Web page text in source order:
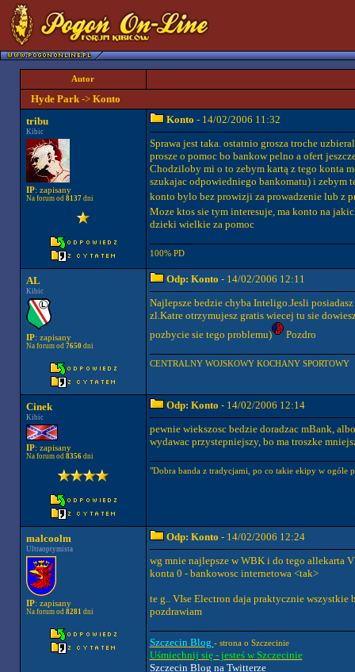
Autor
Hyde Park-> Konto
tribu
Kibic
IP: zapisany
Na forum od 8137dni
Konto - 14/02/2006 11:32
Sprawa jest taka. ostatnio grosza troche
prosze o pomoc bo bankow pelno a ofert
Chodziloby mi o to zebym kartą z tego konta
szukajac odpowiedniego bankomatu) i zebym
konto bylo bez prowizji za prowadzenie lub z
Moze ktos sie tym interesuje, ma konto na
dzieki wielkie za pomoc
100% PD
AL
Kibic
IP: zapisany
Na forum od 7650dni
Odp: Konto - 14/02/2006 12:11
Najlepsze bedzie chyba Inteligo.Jesli
zl.Katre otrzymujesz gratis wiecej tu sie
pozbycie sie tego problemu)
Pozdro
CENTRALNY WOJSKOWY KOCHANY SPORTOWY
Cinek
Kibic
IP: zapisany
Na forum od 8356dni
Odp: Konto - 14/02/2006 12:14
pewnie wiekszosc bedzie doradzac mBank,
wydawac przystepniejszy, bo ma troszke
"Dobra banda z tradycjami, po co takie ekipy w ogóle
malcoolm
Ultraoptymista
IP: zapisany
Na forum od 8281 dni
Odp: Konto - 14/02/2006 12:24
wg mnie najlepsze w WBK i do tego allekarta
konta 0 - bankowosc internetowa <tak>
te g.. VIse Electron daja praktycznie wszystkie
pozdrawiam
Szczecin Blog - strona o Szczecinie
Uśmiechnij się - jesteś w Szczecinie
Szczecin Blog na Twitterze